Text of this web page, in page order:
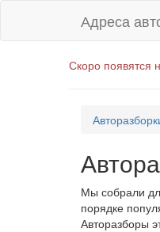
Адреса
Скоро появятся
Мы собрали
порядке
Авторазборы